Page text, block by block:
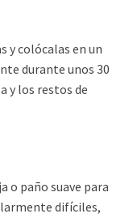
y colócalas en un
durante unos 30
y los restos de
o paño suave para
difíciles,